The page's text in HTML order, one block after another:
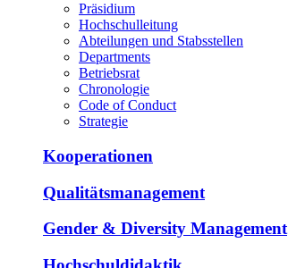
Präsidium
Hochschulleitung
Abteilungen und Stabsstellen
Departments
Betriebsrat
Chronologie
Code of Conduct
Strategie
Kooperationen
Qualitätsmanagement
Gender & Diversity Management